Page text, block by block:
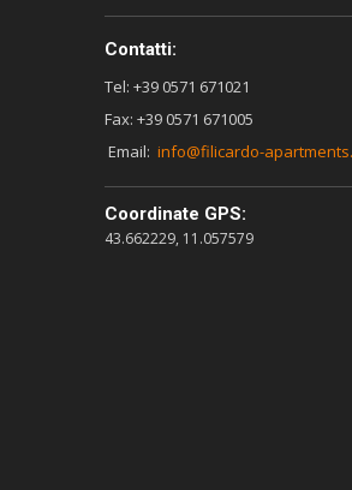
Contatti:
Tel: +39 0571 671021
Fax: +39 0571 671005
Email: info@filicardo-
Coordinate GPS:
43.662229, 11.057579